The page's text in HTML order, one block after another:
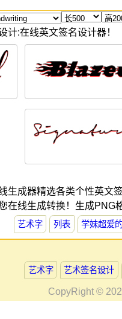
计:在线英文签名设计器！
生成器精选各类个性英文
在线生成转换！生成PNG
艺术字 列表 学妹超爱
艺术字 艺术签名设计
CopyRight ©